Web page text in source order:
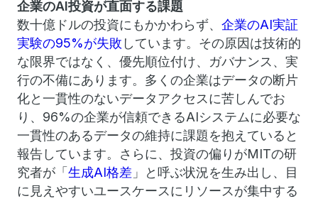
企業のAI投資が直面する課題
数十億ドルの投資にもかかわらず、 企業のAI実証
実験の95%が失敗 しています。その原因は技術的
な限界ではなく、優先順位付け、ガバナンス、実
行の不備にあります。多くの企業はデータの断片
化と一貫性のないデータアクセスに苦しんでお
り、96%の企業が信頼できるAIシステムに必要な
一貫性のあるデータの維持に課題を抱えていると
報告しています。さらに、投資の偏りがMITの研
究者が「 生成AI格差 」と呼ぶ状況を生み出し、目
に見えやすいユースケースにリソースが集中する